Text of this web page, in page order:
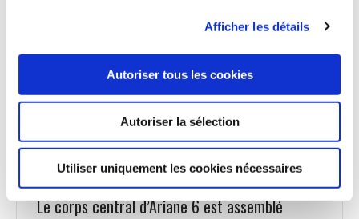
Afficher les détails
Autoriser tous les cookies
Autoriser la sélection
Utiliser uniquement les cookies nécessaires
ESPACE
Le corps central d’Ariane 6 est assemblé